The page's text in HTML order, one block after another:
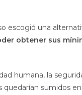
escogió una
obtener sus
humana, la
quedarían sumidos